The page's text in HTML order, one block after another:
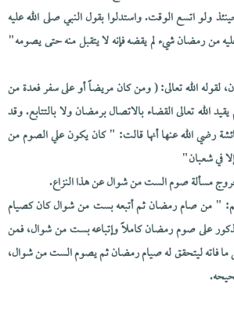
ولو اتسع الوقت. واستدلوا بقول النبي صلى الله عليه
من رمضان شيء لم يقضه فإنه لا يتقبل منه حتى يصومه"
لقوله الله تعالى: ( ومن كان مريضاً أو على سفر فعدة من
) [البقرة: 185] ولم يقيد الله تعالى القضاء بالاتصال برمضان ولا بالتتابع. وقد
رضي الله عنها أنها قالت: " كان يكون علي الصوم من
في شعبان"
مسألة صوم الست من شوال عن هذا النزاع.
" من صام رمضان ثم أتبعه بست من شوال كان كصيام
على صوم رمضان كاملاً وإتباعه بست من شوال، فمن
ما فاته ليتحقق له صيام رمضان ثم يصوم الست من شوال،